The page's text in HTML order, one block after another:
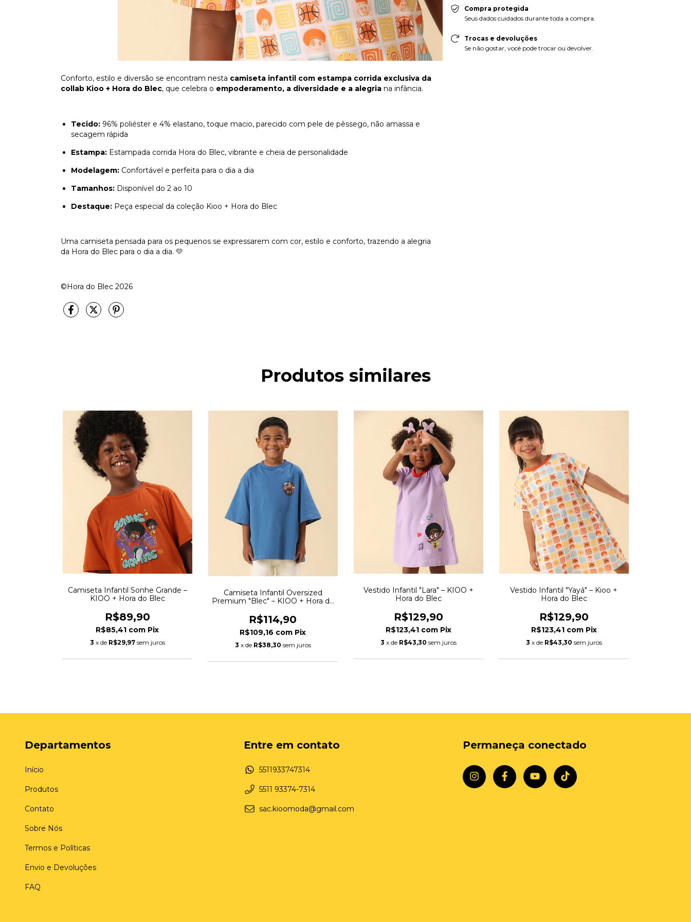
Conforto, estilo e diversão se encontram nesta camiseta infantil com estampa corrida exclusiva da
collab Kioo + Hora do Blec, que celebra o empoderamento, a diversidade e a alegria na infância.
Tecido: 96% poliéster e 4% elastano, toque macio, parecido com pele de pêssego, não amassa e
secagem rápida
Estampa: Estampada corrida Hora do Blec, vibrante e cheia de personalidade
Modelagem: Confortável e perfeita para o dia a dia
Tamanhos: Disponível do 2 ao 10
Destaque: Peça especial da coleção Kioo + Hora do Blec
Uma camiseta pensada para os pequenos se expressarem com cor, estilo e conforto, trazendo a alegria
da Hora do Blec para o dia a dia. 💛
©Hora do Blec 2026
Compra protegida
Seus dados cuidados durante toda a compra.
Trocas e devoluções
Se não gostar, você pode trocar ou devolver.
Produtos similares
Camiseta Infantil Sonhe Grande –
KIOO + Hora do Blec
R$89,90
R$85,41 com Pix
3 x de R$29,97 sem juros
Camiseta Infantil Oversized
Premium "Blec" – KIOO + Hora do
R$114,90
R$109,16 com Pix
3 x de R$38,30 sem juros
Vestido Infantil "Lara" – KIOO +
Hora do Blec
R$129,90
R$123,41 com Pix
3 x de R$43,30 sem juros
Vestido Infantil "Yayá" – Kioo +
Hora do Blec
R$129,90
R$123,41 com Pix
3 x de R$43,30 sem juros
Departamentos
Início
Produtos
Contato
Sobre Nós
Termos e Políticas
Envio e Devoluções
FAQ
Entre em contato
5511933747314
5511 93374-7314
sac.kioomoda@gmail.com
Permaneça conectado